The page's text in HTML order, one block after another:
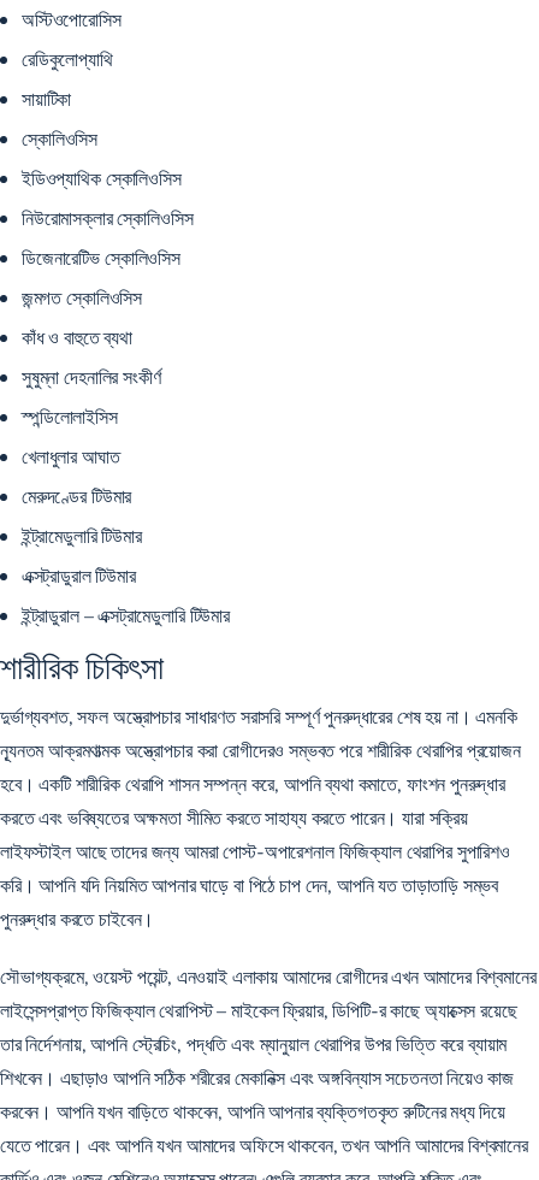
অস্টিওপোরোসিস
রেডিকুলোপ্যাথি
সায়াটিকা
স্কোলিওসিস
ইডিওপ্যাথিক স্কোলিওসিস
নিউরোমাসক্লার স্কোলিওসিস
ডিজেনারেটিভ স্কোলিওসিস
জন্মগত স্কোলিওসিস
কাঁধ ও বাহুতে ব্যথা
সুষুম্না দেহনালির সংকীর্ণ
স্পন্ডিলোলাইসিস
খেলাধুলার আঘাত
মেরুদণ্ডের টিউমার
ইন্ট্রামেডুলারি টিউমার
এক্সট্রাডুরাল টিউমার
ইন্ট্রাডুরাল – এক্সট্রামেডুলারি টিউমার
শারীরিক চিকিৎসা
দুর্ভাগ্যবশত, সফল অস্ত্রোপচার সাধারণত সরাসরি সম্পূর্ণ পুনরুদ্ধারের শেষ হয় না। এমনকি
ন্যূনতম আক্রমণাত্মক অস্ত্রোপচার করা রোগীদেরও সম্ভবত পরে শারীরিক থেরাপির প্রয়োজন
হবে। একটি শারীরিক থেরাপি শাসন সম্পন্ন করে, আপনি ব্যথা কমাতে, ফাংশন পুনরুদ্ধার
করতে এবং ভবিষ্যতের অক্ষমতা সীমিত করতে সাহায্য করতে পারেন। যারা সক্রিয়
লাইফস্টাইল আছে তাদের জন্য আমরা পোস্ট-অপারেশনাল ফিজিক্যাল থেরাপির সুপারিশও
করি। আপনি যদি নিয়মিত আপনার ঘাড়ে বা পিঠে চাপ দেন, আপনি যত তাড়াতাড়ি সম্ভব
পুনরুদ্ধার করতে চাইবেন।
সৌভাগ্যক্রমে, ওয়েস্ট পয়েন্ট, এনওয়াই এলাকায় আমাদের রোগীদের এখন আমাদের বিশ্বমানের
লাইসেন্সপ্রাপ্ত ফিজিক্যাল থেরাপিস্ট – মাইকেল ফ্রিয়ার, ডিপিটি-র কাছে অ্যাক্সেস রয়েছে
তার নির্দেশনায়, আপনি স্ট্রেচিং, পদ্ধতি এবং ম্যানুয়াল থেরাপির উপর ভিত্তি করে ব্যায়াম
শিখবেন। এছাড়াও আপনি সঠিক শরীরের মেকানিক্স এবং অঙ্গবিন্যাস সচেতনতা নিয়েও কাজ
করবেন। আপনি যখন বাড়িতে থাকবেন, আপনি আপনার ব্যক্তিগতকৃত রুটিনের মধ্য দিয়ে
যেতে পারেন। এবং আপনি যখন আমাদের অফিসে থাকবেন, তখন আপনি আমাদের বিশ্বমানের